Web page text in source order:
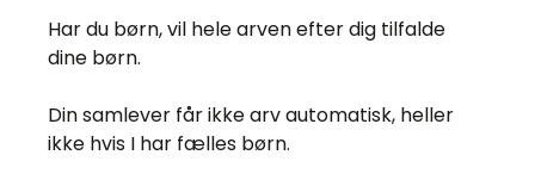
Har du børn, vil hele arven efter dig tilfalde
dine børn.
Din samlever får ikke arv automatisk, heller
ikke hvis I har fælles børn.